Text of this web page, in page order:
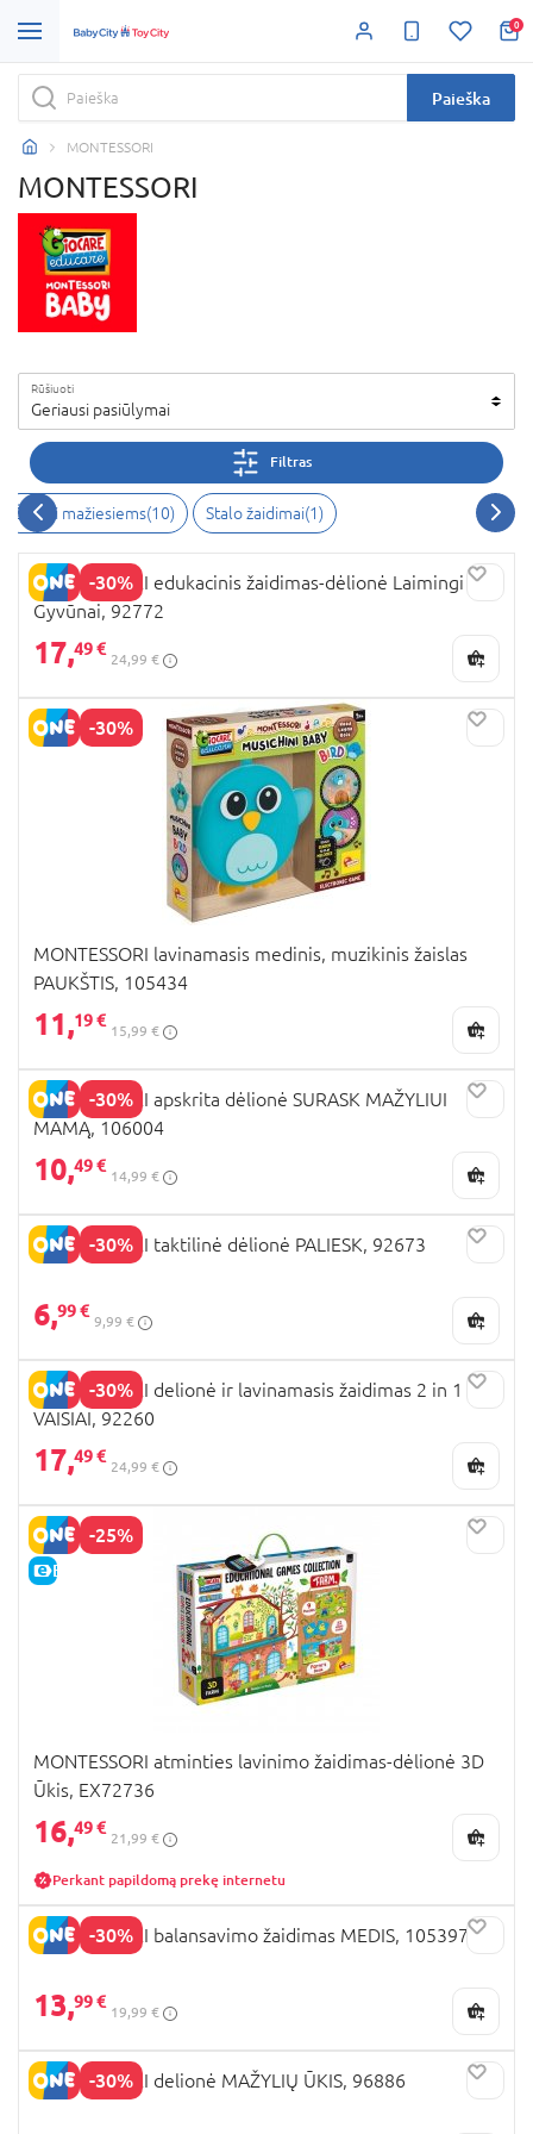
0
Paieška
MONTESSORI
MONTESSORI
Rūšiuoti
Geriausi pasiūlymai
Filtras
Žaislai mažiesiems(10) Stalo žaidimai(1)
-30%
MONTESSORI edukacinis žaidimas-dėlionė Laimingi
Gyvūnai, 92772
17,49 €
24,99 €
-30%
MONTESSORI lavinamasis medinis, muzikinis žaislas
PAUKŠTIS, 105434
11,19 €
15,99 €
-30%
MONTESSORI apskrita dėlionė SURASK MAŽYLIUI
MAMĄ, 106004
10,49 €
14,99 €
-30%
MONTESSORI taktilinė dėlionė PALIESK, 92673
6,99 €
9,99 €
-30%
MONTESSORI delionė ir lavinamasis žaidimas 2 in 1
VAISIAI, 92260
17,49 €
24,99 €
-25%
E-KAINA
MONTESSORI atminties lavinimo žaidimas-dėlionė 3D
Ūkis, EX72736
16,49 €
21,99 €
Perkant papildomą prekę internetu
-30%
MONTESSORI balansavimo žaidimas MEDIS, 105397
13,99 €
19,99 €
-30%
MONTESSORI delionė MAŽYLIŲ ŪKIS, 96886